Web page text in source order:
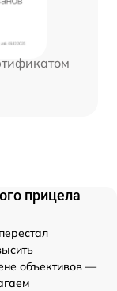
прицела
объективов —